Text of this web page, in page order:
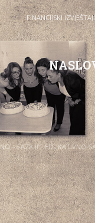
FINANCIJSKI IZVJEŠTAJI
– FAZA II“- EDUKATIVNO-